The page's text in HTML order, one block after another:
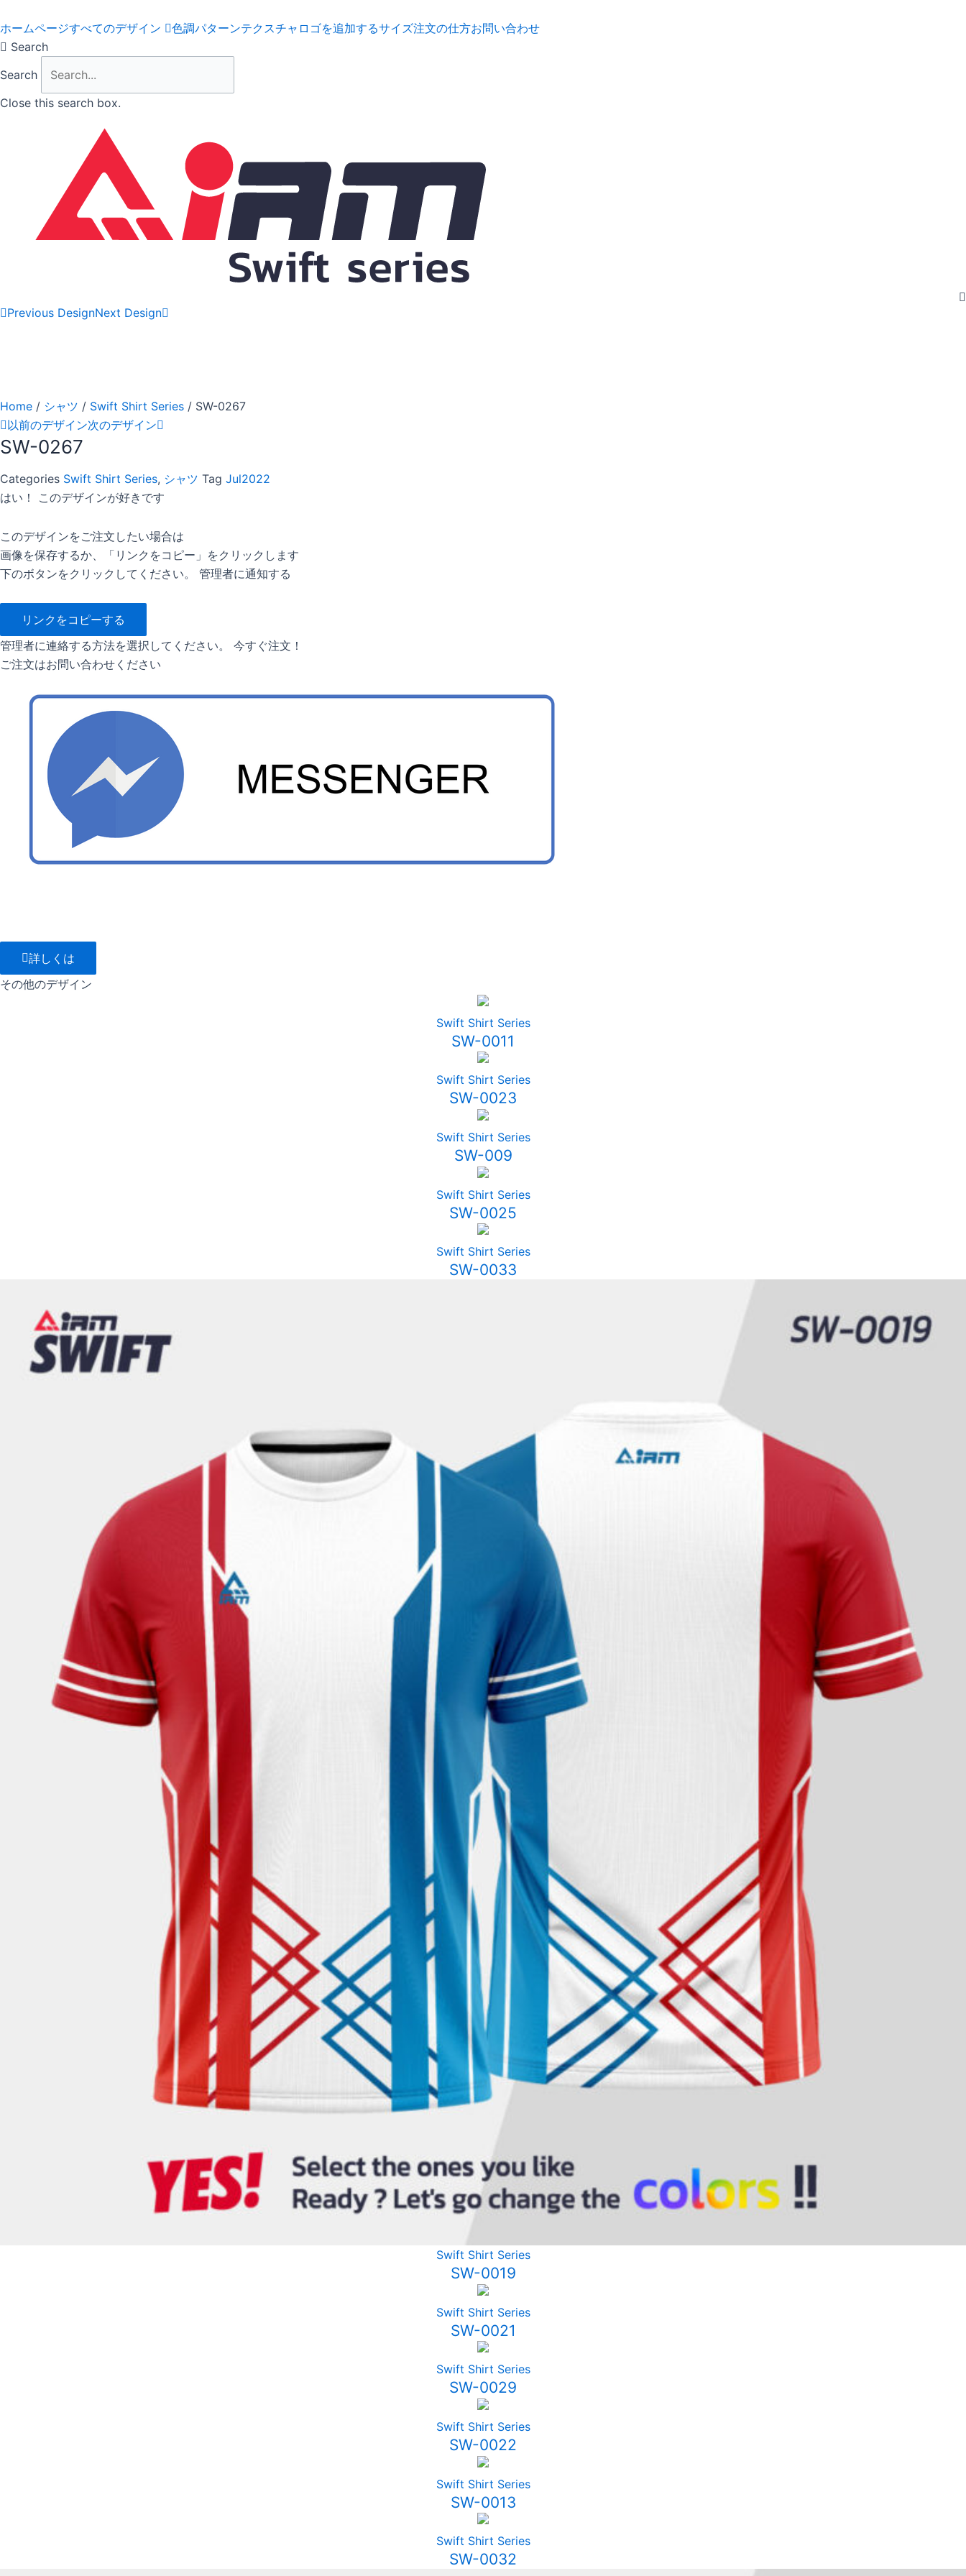
to
content
ホームページすべてのデザイン 色調パターンテクスチャ ロゴを追加するサイズ注文の仕方お問い合わせ
Search
Search
Close this search box.
Previous DesignNext Design
Home / シャツ / Swift Shirt Series / SW-0267
以前のデザイン次のデザイン
SW-0267
Categories Swift Shirt Series, シャツ Tag Jul2022
はい！ このデザインが好きです
このデザインをご注文したい場合は
画像を保存するか、「リンクをコピー」をクリックします
下のボタンをクリックしてください。 管理者に通知する
リンクをコピーする
管理者に連絡する方法を選択してください。 今すぐ注文！
ご注文はお問い合わせください
詳しくは
その他のデザイン
Swift Shirt Series
SW-0011
Swift Shirt Series
SW-0023
Swift Shirt Series
SW-009
Swift Shirt Series
SW-0025
Swift Shirt Series
SW-0033
Swift Shirt Series
SW-0019
Swift Shirt Series
SW-0021
Swift Shirt Series
SW-0029
Swift Shirt Series
SW-0022
Swift Shirt Series
SW-0013
Swift Shirt Series
SW-0032